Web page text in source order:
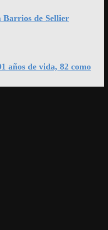
Barrios de Sellier
años de vida, 82 como